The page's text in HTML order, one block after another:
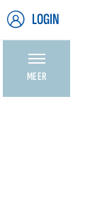
LOGIN
MEER